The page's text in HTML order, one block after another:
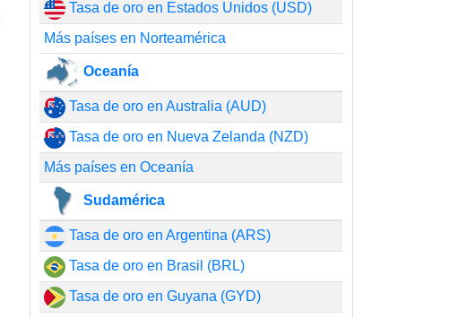
Tasa de oro en Estados Unidos (USD)
Más países en Norteamérica
Oceanía
Tasa de oro en Australia (AUD)
Tasa de oro en Nueva Zelanda (NZD)
Más países en Oceanía
Sudamérica
Tasa de oro en Argentina (ARS)
Tasa de oro en Brasil (BRL)
Tasa de oro en Guyana (GYD)